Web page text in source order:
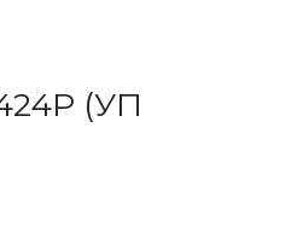
(УП